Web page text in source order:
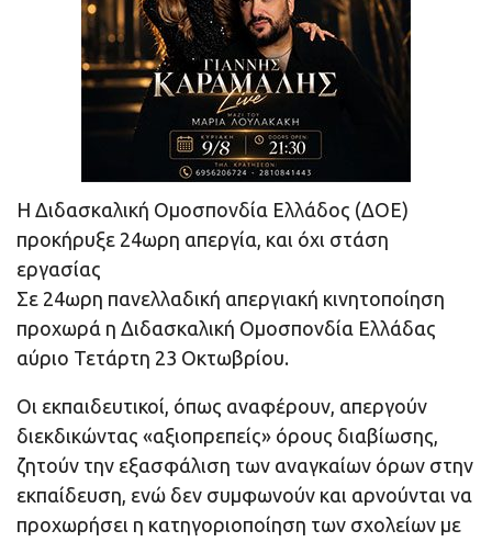
Η Διδασκαλική Ομοσπονδία Ελλάδος (ΔΟΕ)
προκήρυξε 24ωρη απεργία, και όχι στάση
εργασίας
Σε 24ωρη πανελλαδική απεργιακή κινητοποίηση
προχωρά η Διδασκαλική Ομοσπονδία Ελλάδας
αύριο Τετάρτη 23 Οκτωβρίου.
Οι εκπαιδευτικοί, όπως αναφέρουν, απεργούν
διεκδικώντας «αξιοπρεπείς» όρους διαβίωσης,
ζητούν την εξασφάλιση των αναγκαίων όρων στην
εκπαίδευση, ενώ δεν συμφωνούν και αρνούνται να
προχωρήσει η κατηγοριοποίηση των σχολείων με